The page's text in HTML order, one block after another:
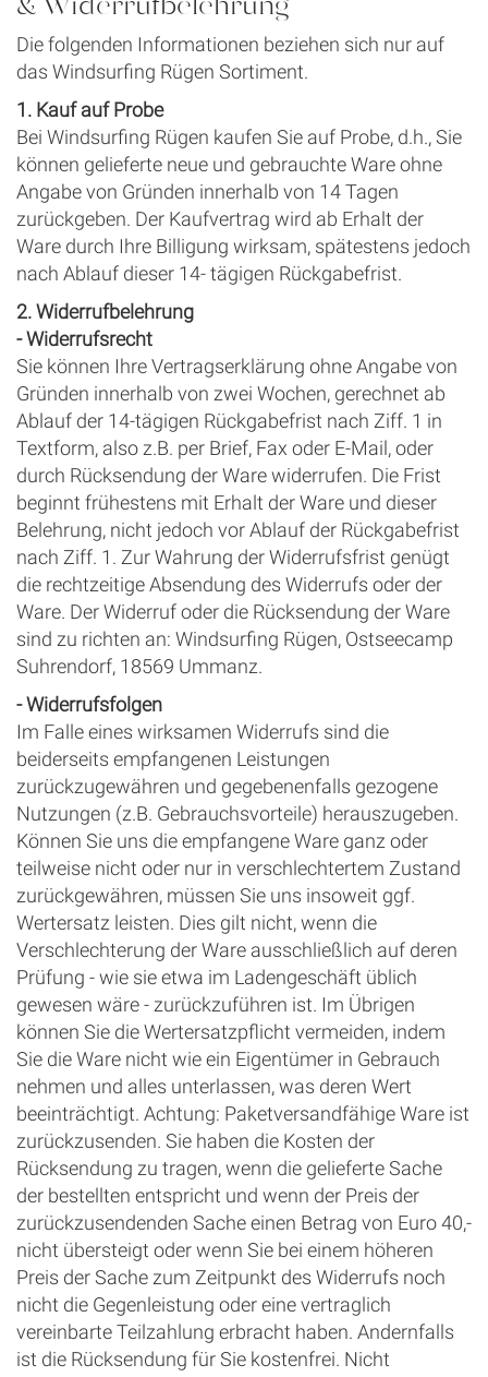
Die folgenden Informationen beziehen sich nur auf
das Windsurfing Rügen Sortiment.
1. Kauf auf Probe
Bei Windsurfing Rügen kaufen Sie auf Probe, d.h., Sie
können gelieferte neue und gebrauchte Ware ohne
Angabe von Gründen innerhalb von 14 Tagen
zurückgeben. Der Kaufvertrag wird ab Erhalt der
Ware durch Ihre Billigung wirksam, spätestens jedoch
nach Ablauf dieser 14- tägigen Rückgabefrist.
2. Widerrufbelehrung
- Widerrufsrecht
Sie können Ihre Vertragserklärung ohne Angabe von
Gründen innerhalb von zwei Wochen, gerechnet ab
Ablauf der 14-tägigen Rückgabefrist nach Ziff. 1 in
Textform, also z.B. per Brief, Fax oder E-Mail, oder
durch Rücksendung der Ware widerrufen. Die Frist
beginnt frühestens mit Erhalt der Ware und dieser
Belehrung, nicht jedoch vor Ablauf der Rückgabefrist
nach Ziff. 1. Zur Wahrung der Widerrufsfrist genügt
die rechtzeitige Absendung des Widerrufs oder der
Ware. Der Widerruf oder die Rücksendung der Ware
sind zu richten an: Windsurfing Rügen, Ostseecamp
Suhrendorf, 18569 Ummanz.
- Widerrufsfolgen
Im Falle eines wirksamen Widerrufs sind die
beiderseits empfangenen Leistungen
zurückzugewähren und gegebenenfalls gezogene
Nutzungen (z.B. Gebrauchsvorteile) herauszugeben.
Können Sie uns die empfangene Ware ganz oder
teilweise nicht oder nur in verschlechtertem Zustand
zurückgewähren, müssen Sie uns insoweit ggf.
Wertersatz leisten. Dies gilt nicht, wenn die
Verschlechterung der Ware ausschließlich auf deren
Prüfung - wie sie etwa im Ladengeschäft üblich
gewesen wäre - zurückzuführen ist. Im Übrigen
können Sie die Wertersatzpflicht vermeiden, indem
Sie die Ware nicht wie ein Eigentümer in Gebrauch
nehmen und alles unterlassen, was deren Wert
beeinträchtigt. Achtung: Paketversandfähige Ware ist
zurückzusenden. Sie haben die Kosten der
Rücksendung zu tragen, wenn die gelieferte Sache
der bestellten entspricht und wenn der Preis der
zurückzusendenden Sache einen Betrag von Euro 40,-
nicht übersteigt oder wenn Sie bei einem höheren
Preis der Sache zum Zeitpunkt des Widerrufs noch
nicht die Gegenleistung oder eine vertraglich
vereinbarte Teilzahlung erbracht haben. Andernfalls
ist die Rücksendung für Sie kostenfrei. Nicht